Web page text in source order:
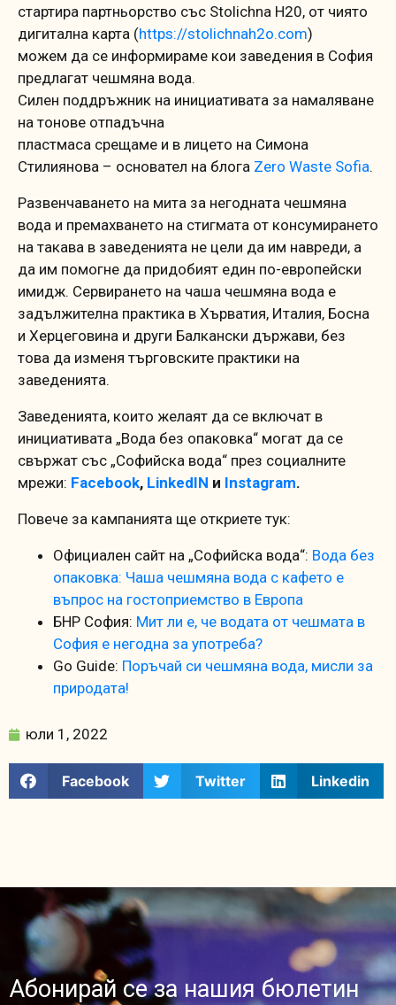
стартира партньорство със Stolichna H20, от чиято
дигитална карта (https://stolichnah2o.com)
можем да се информираме кои заведения в София
предлагат чешмяна вода.
Силен поддръжник на инициативата за намаляване
на тонове отпадъчна
пластмаса срещаме и в лицето на Симона
Стилиянова – основател на блога Zero Waste Sofia.
Развенчаването на мита за негодната чешмяна
вода и премахването на стигмата от консумирането
на такава в заведенията не цели да им навреди, а
да им помогне да придобият един по-европейски
имидж. Сервирането на чаша чешмяна вода е
задължителна практика в Хърватия, Италия, Босна
и Херцеговина и други Балкански държави, без
това да изменя търговските практики на
заведенията.
Заведенията, които желаят да се включат в
инициативата „Вода без опаковка“ могат да се
свържат със „Софийска вода“ през социалните
мрежи: Facebook, LinkedIN и Instagram.
Повече за кампанията ще откриете тук:
Официален сайт на „Софийска вода“: Вода без
опаковка: Чаша чешмяна вода с кафето е
въпрос на гостоприемство в Европа
БНР София: Мит ли е, че водата от чешмата в
София е негодна за употреба?
Go Guide: Поръчай си чешмяна вода, мисли за
природата!
юли 1, 2022
Facebook Twitter Linkedin
Абонирай се за нашия бюлетин